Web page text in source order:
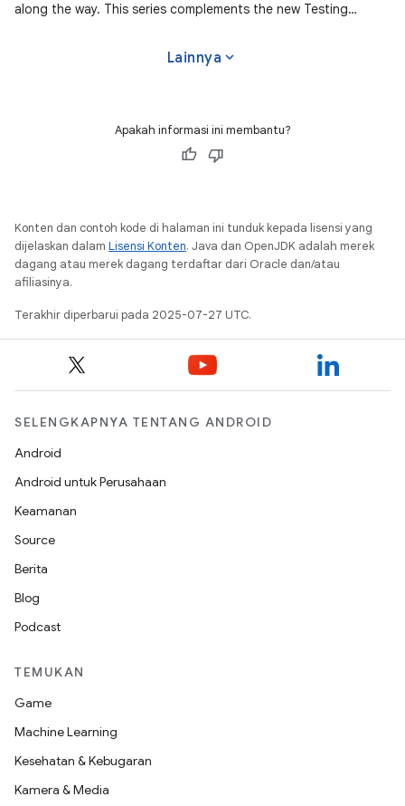
along the way. This series complements the new Testing
Lainnya expand_more
Apakah informasi ini membantu?
Konten dan contoh kode di halaman ini tunduk kepada lisensi yang
dijelaskan dalam Lisensi Konten. Java dan OpenJDK adalah merek
dagang atau merek dagang terdaftar dari Oracle dan/atau
afiliasinya.
Terakhir diperbarui pada 2025-07-27 UTC.
SELENGKAPNYA TENTANG ANDROID
Android
Android untuk Perusahaan
Keamanan
Source
Berita
Blog
Podcast
TEMUKAN
Game
Machine Learning
Kesehatan & Kebugaran
Kamera & Media